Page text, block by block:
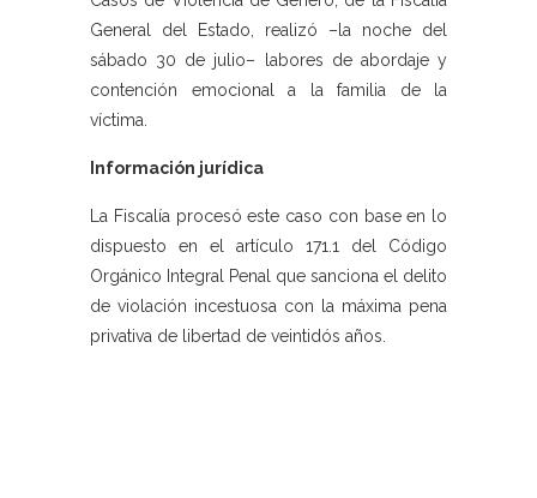
General del Estado, realizó –la noche del
sábado 30 de julio– labores de abordaje y
contención emocional a la familia de la
víctima.
Información jurídica
La Fiscalía procesó este caso con base en lo
dispuesto en el artículo 171.1 del Código
Orgánico Integral Penal que sanciona el delito
de violación incestuosa con la máxima pena
privativa de libertad de veintidós años.